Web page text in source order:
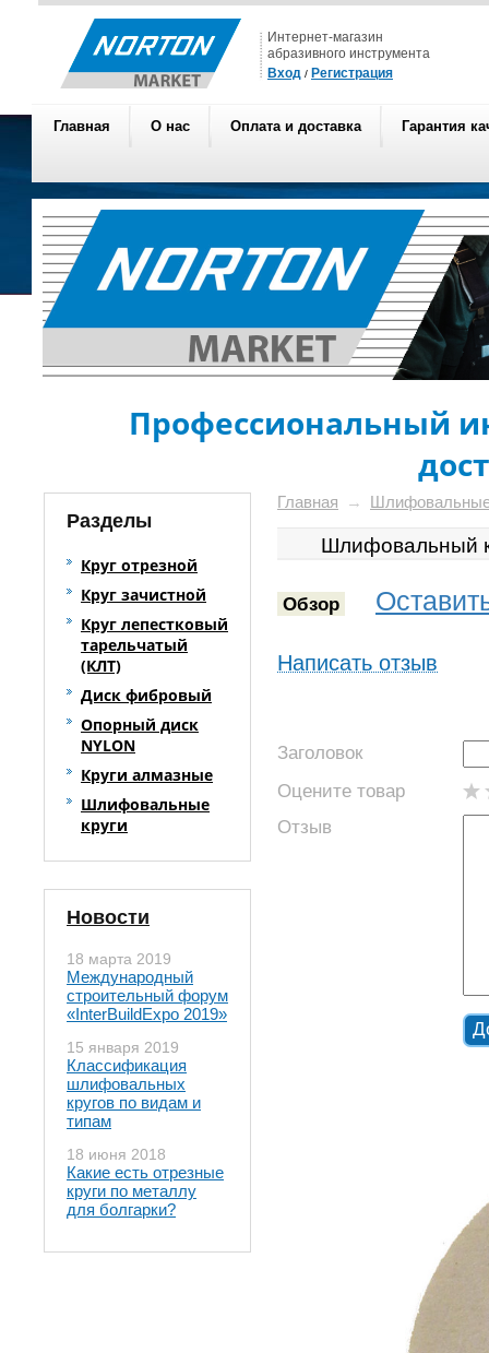
Интернет-магазин
абразивного инструмента
Вход / Регистрация
Главная О нас Оплата и доставка Гарантия
Профессиональный
Разделы
Круг отрезной
Круг зачистной
Круг лепестковый
тарельчатый
(КЛТ)
Диск фибровый
Опорный диск
NYLON
Круги алмазные
Шлифовальные
круги
Новости
18 марта 2019
Международный
строительный форум
«InterBuildExpo 2019»
15 января 2019
Классификация
шлифовальных
кругов по видам и
типам
18 июня 2018
Какие есть отрезные
круги по металлу
для болгарки?
Главная → Шлифовальные
Шлифовальный
Обзор
Написать отзыв
Заголовок
Оцените товар
Отзыв